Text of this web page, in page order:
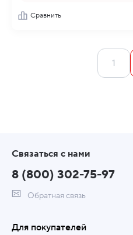
Сравнить
1
Связаться с нами
8 (800) 302-75-97
Обратная связь
Для покупателей